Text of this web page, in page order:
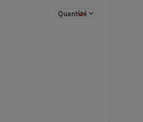
Sélectionner la quantité